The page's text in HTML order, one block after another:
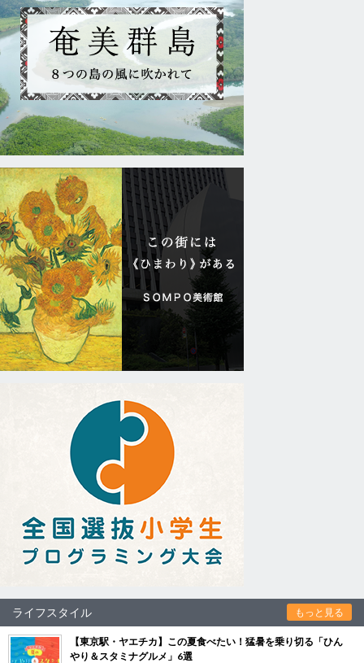
ライフスタイル もっと見る
【東京駅・ヤエチカ】この夏食べたい！猛暑を乗り切る「ひん
やり＆スタミナグルメ」6選